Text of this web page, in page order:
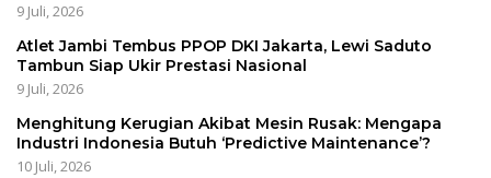
9 Juli, 2026
Atlet Jambi Tembus PPOP DKI Jakarta, Lewi Saduto
Tambun Siap Ukir Prestasi Nasional
9 Juli, 2026
Menghitung Kerugian Akibat Mesin Rusak: Mengapa
Industri Indonesia Butuh ‘Predictive Maintenance’?
10 Juli, 2026